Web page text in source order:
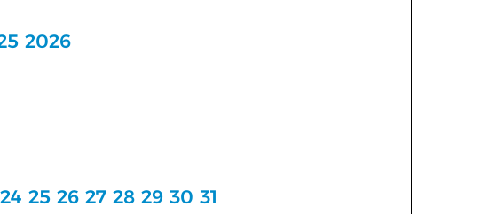
2026
24 25 26 27 28 29 30 31